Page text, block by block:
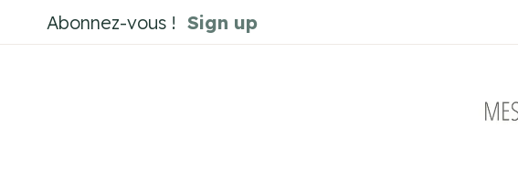
au
Abonnez-vous ! Sign up